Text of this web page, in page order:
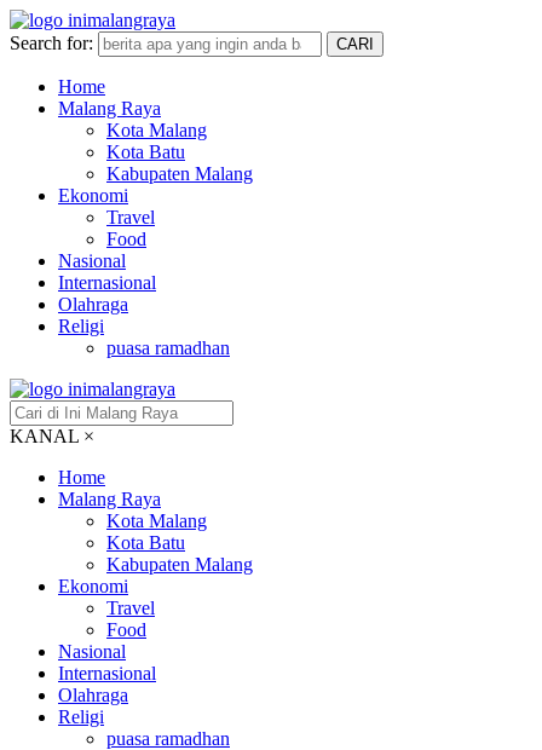
Search for: CARI
Home
Malang Raya
Kota Malang
Kota Batu
Kabupaten Malang
Ekonomi
Travel
Food
Nasional
Internasional
Olahraga
Religi
puasa ramadhan
KANAL ×
Home
Malang Raya
Kota Malang
Kota Batu
Kabupaten Malang
Ekonomi
Travel
Food
Nasional
Internasional
Olahraga
Religi
puasa ramadhan